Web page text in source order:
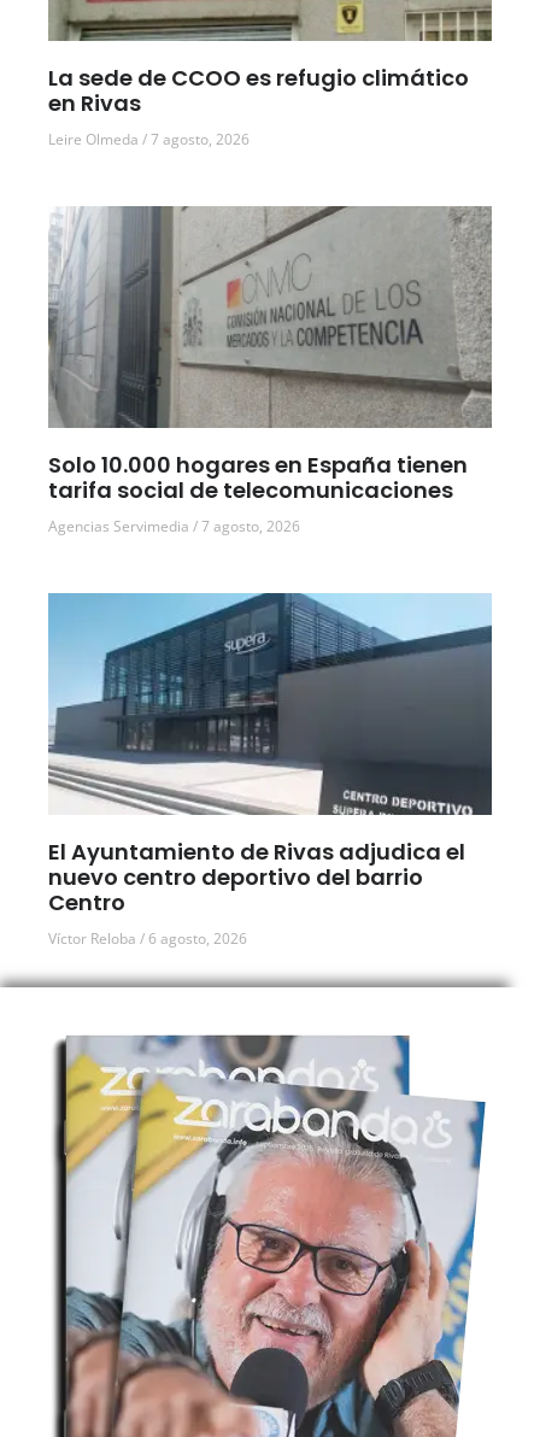
La sede de CCOO es refugio climático
en Rivas
Leire Olmeda 7 agosto, 2026
Solo 10.000 hogares en España tienen
tarifa social de telecomunicaciones
Agencias Servimedia 7 agosto, 2026
El Ayuntamiento de Rivas adjudica el
nuevo centro deportivo del barrio
Centro
Víctor Reloba 6 agosto, 2026